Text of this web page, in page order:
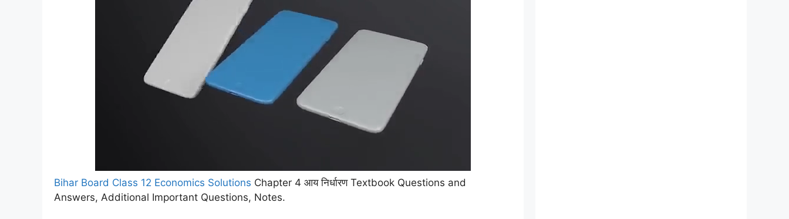
Bihar Board Class 12 Economics Solutions Chapter 4 आय निर्धारण Textbook Questions and
Answers, Additional Important Questions, Notes.